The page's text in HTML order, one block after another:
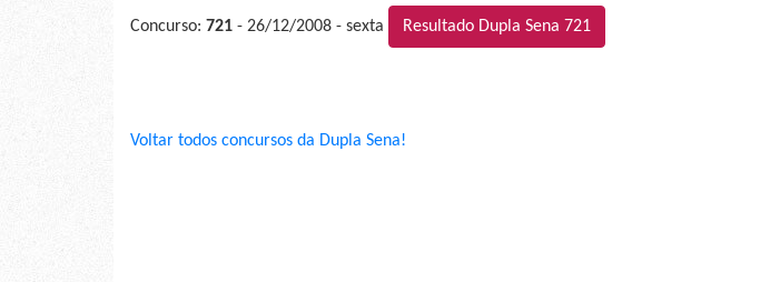
Concurso: 721 - 26/12/2008 - sexta Resultado Dupla Sena 721
Voltar todos concursos da Dupla Sena!